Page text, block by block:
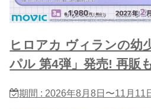
ヒロアカ ヴィランの幼
パル 第4弾」発売! 再販
期間 : 2026年8月8日〜11月11